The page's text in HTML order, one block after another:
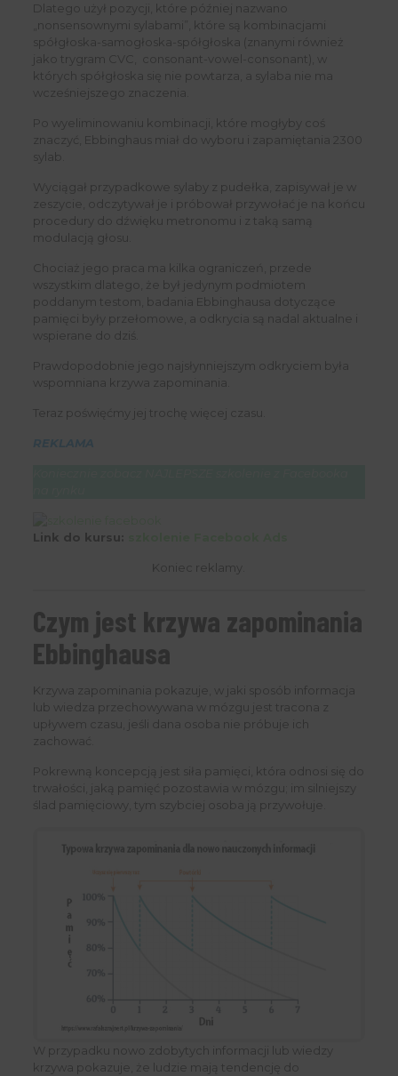
Dlatego użył pozycji, które później nazwano
„nonsensownymi sylabami”, które są kombinacjami
spółgłoska-samogłoska-spółgłoska (znanymi również
jako trygram CVC, consonant-vowel-consonant), w
których spółgłoska się nie powtarza, a sylaba nie ma
wcześniejszego znaczenia.
Po wyeliminowaniu kombinacji, które mogłyby coś
znaczyć, Ebbinghaus miał do wyboru i zapamiętania 2300
sylab.
Wyciągał przypadkowe sylaby z pudełka, zapisywał je w
zeszycie, odczytywał je i próbował przywołać je na końcu
procedury do dźwięku metronomu i z taką samą
modulacją głosu.
Chociaż jego praca ma kilka ograniczeń, przede
wszystkim dlatego, że był jedynym podmiotem
poddanym testom, badania Ebbinghausa dotyczące
pamięci były przełomowe, a odkrycia są nadal aktualne i
wspierane do dziś.
Prawdopodobnie jego najsłynniejszym odkryciem była
wspomniana krzywa zapominania.
Teraz poświęćmy jej trochę więcej czasu.
REKLAMA
Link do kursu:
Koniec reklamy.
Czym jest krzywa zapominania
Ebbinghausa
Krzywa zapominania pokazuje, w jaki sposób informacja
lub wiedza przechowywana w mózgu jest tracona z
upływem czasu, jeśli dana osoba nie próbuje ich
zachować.
Pokrewną koncepcją jest siła pamięci, która odnosi się do
trwałości, jaką pamięć pozostawia w mózgu; im silniejszy
ślad pamięciowy, tym szybciej osoba ją przywołuje.
W przypadku nowo zdobytych informacji lub wiedzy
krzywa pokazuje, że ludzie mają tendencję do